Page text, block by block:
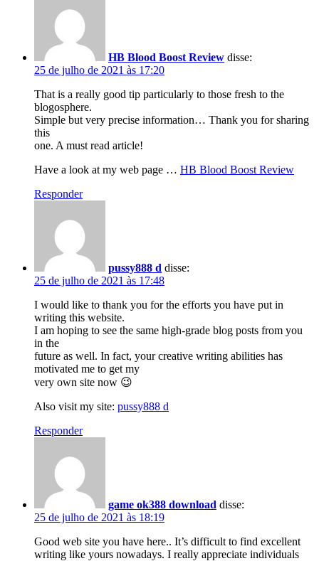
HB Blood Boost Review disse:
25 de julho de 2021 às 17:20
That is a really good tip particularly to those fresh to the
blogosphere.
Simple but very precise information… Thank you for sharing
this
one. A must read article!
Have a look at my web page … HB Blood Boost Review
Responder
pussy888 d disse:
25 de julho de 2021 às 17:48
I would like to thank you for the efforts you have put in
writing this website.
I am hoping to see the same high-grade blog posts from you
in the
future as well. In fact, your creative writing abilities has
motivated me to get my
very own site now 😉
Also visit my site: pussy888 d
Responder
game ok388 download disse:
25 de julho de 2021 às 18:19
Good web site you have here.. It’s difficult to find excellent
writing like yours nowadays. I really appreciate individuals